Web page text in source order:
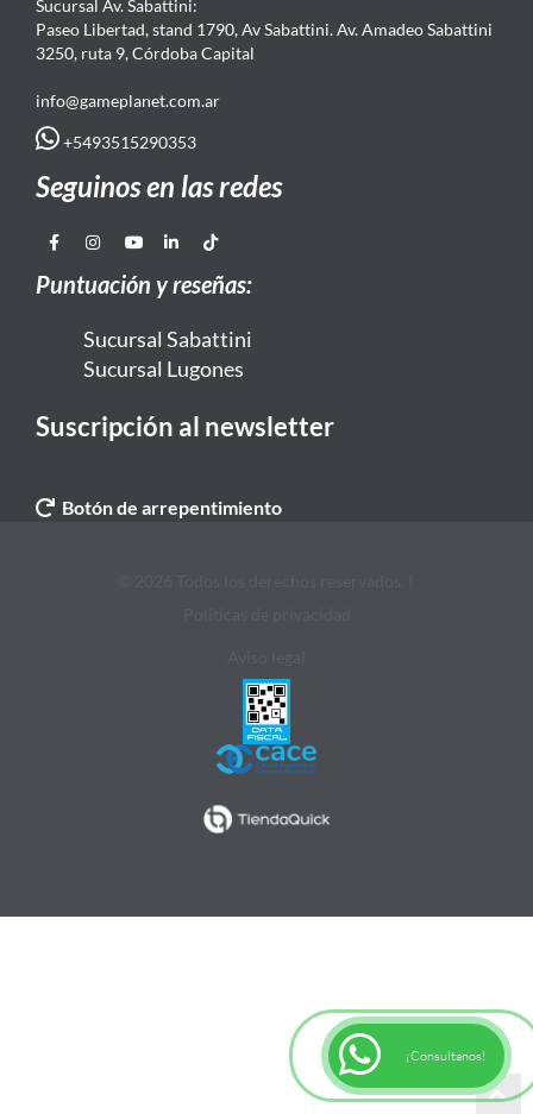
Sucursal Av. Sabattini:
Paseo Libertad, stand 1790, Av Sabattini. Av. Amadeo Sabattini
3250, ruta 9, Córdoba Capital
info@gameplanet.com.ar
+5493515290353
Seguinos en las redes
Puntuación y reseñas:
Sucursal Sabattini
Sucursal Lugones
Suscripción al newsletter
Botón de arrepentimiento
¡Consultanos!